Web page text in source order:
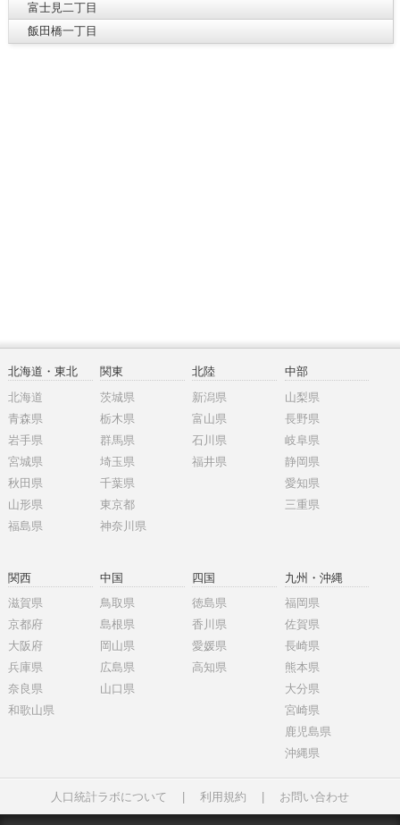
富士見二丁目
飯田橋一丁目
北海道・東北
北海道
青森県
岩手県
宮城県
秋田県
山形県
福島県
関東
茨城県
栃木県
群馬県
埼玉県
千葉県
東京都
神奈川県
北陸
新潟県
富山県
石川県
福井県
中部
山梨県
長野県
岐阜県
静岡県
愛知県
三重県
関西
滋賀県
京都府
大阪府
兵庫県
奈良県
和歌山県
中国
鳥取県
島根県
岡山県
広島県
山口県
四国
徳島県
香川県
愛媛県
高知県
九州・沖縄
福岡県
佐賀県
長崎県
熊本県
大分県
宮崎県
鹿児島県
沖縄県
人口統計ラボについて 利用規約 お問い合わせ